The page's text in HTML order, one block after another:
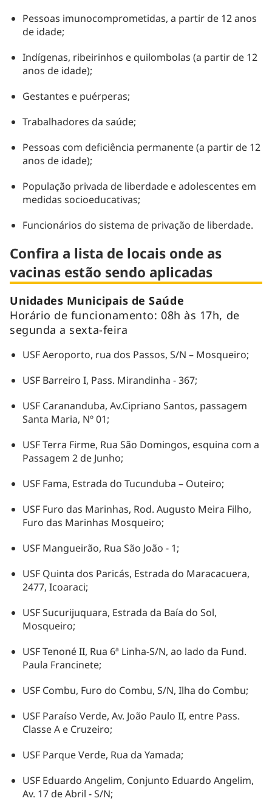
Pessoas imunocomprometidas, a partir de 12 anos
de idade;
Indígenas, ribeirinhos e quilombolas (a partir de 12
anos de idade);
Gestantes e puérperas;
Trabalhadores da saúde;
Pessoas com deficiência permanente (a partir de 12
anos de idade);
População privada de liberdade e adolescentes em
medidas socioeducativas;
Funcionários do sistema de privação de liberdade.
Confira a lista de locais onde as
vacinas estão sendo aplicadas
Unidades Municipais de Saúde
Horário de funcionamento: 08h às 17h, de
segunda a sexta-feira
USF Aeroporto, rua dos Passos, S/N – Mosqueiro;
USF Barreiro I, Pass. Mirandinha - 367;
USF Carananduba, Av.Cipriano Santos, passagem
Santa Maria, Nº 01;
USF Terra Firme, Rua São Domingos, esquina com a
Passagem 2 de Junho;
USF Fama, Estrada do Tucunduba – Outeiro;
USF Furo das Marinhas, Rod. Augusto Meira Filho,
Furo das Marinhas Mosqueiro;
USF Mangueirão, Rua São João - 1;
USF Quinta dos Paricás, Estrada do Maracacuera,
2477, Icoaraci;
USF Sucurijuquara, Estrada da Baía do Sol,
Mosqueiro;
USF Tenoné II, Rua 6ª Linha-S/N, ao lado da Fund.
Paula Francinete;
USF Combu, Furo do Combu, S/N, Ilha do Combu;
USF Paraíso Verde, Av. João Paulo II, entre Pass.
Classe A e Cruzeiro;
USF Parque Verde, Rua da Yamada;
USF Eduardo Angelim, Conjunto Eduardo Angelim,
Av. 17 de Abril - S/N;